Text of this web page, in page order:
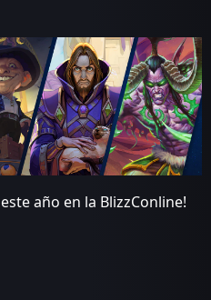
año en la BlizzConline!